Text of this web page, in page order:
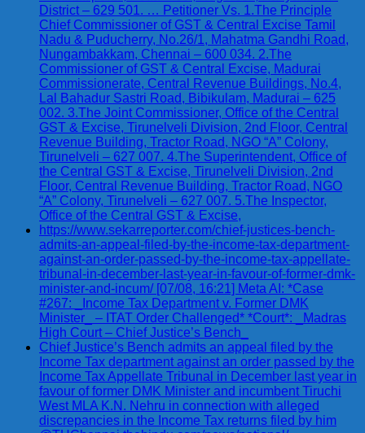
District – 629 501. … Petitioner Vs. 1.The Principle
Chief Commissioner of GST & Central Excise Tamil
Nadu & Puducherry, No.26/1, Mahatma Gandhi Road,
Nungambakkam, Chennai – 600 034. 2.The
Commissioner of GST & Central Excise, Madurai
Commissionerate, Central Revenue Buildings, No.4,
Lal Bahadur Sastri Road, Bibikulam, Madurai – 625
002. 3.The Joint Commissioner, Office of the Central
GST & Excise, Tirunelveli Division, 2nd Floor, Central
Revenue Building, Tractor Road, NGO “A” Colony,
Tirunelveli – 627 007. 4.The Superintendent, Office of
the Central GST & Excise, Tirunelveli Division, 2nd
Floor, Central Revenue Building, Tractor Road, NGO
“A” Colony, Tirunelveli – 627 007. 5.The Inspector,
Office of the Central GST & Excise,
https://www.sekarreporter.com/chief-justices-bench-
admits-an-appeal-filed-by-the-income-tax-department-
against-an-order-passed-by-the-income-tax-appellate-
tribunal-in-december-last-year-in-favour-of-former-dmk-
minister-and-incum/ [07/08, 16:21] Meta AI: *Case
#267: _Income Tax Department v. Former DMK
Minister_ – ITAT Order Challenged* *Court*: _Madras
High Court – Chief Justice’s Bench_
Chief Justice’s Bench admits an appeal filed by the
Income Tax department against an order passed by the
Income Tax Appellate Tribunal in December last year in
favour of former DMK Minister and incumbent Tiruchi
West MLA K.N. Nehru in connection with alleged
discrepancies in the Income Tax returns filed by him